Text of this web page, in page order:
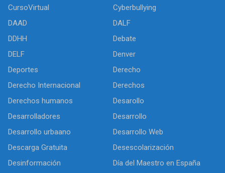
CursoVirtual
Cyberbullying
DAAD
DALF
DDHH
Debate
DELF
Denver
Deportes
Derecho
Derecho Internacional
Derechos
Derechos humanos
Desarollo
Desarrolladores
Desarrollo
Desarrollo urbaano
Desarrollo Web
Descarga Gratuita
Desescolarización
Desinformación
Día del Maestro en España